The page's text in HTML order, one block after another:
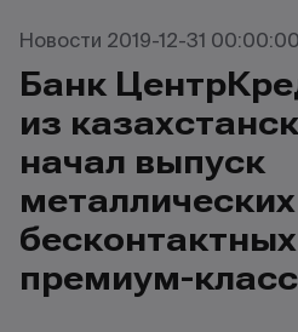
Новости 2019-12-31 00:00:00
Банк
из
начал выпуск
металлических
премиум-